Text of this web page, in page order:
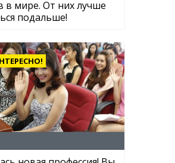
в мире. От них лучше
подальше!